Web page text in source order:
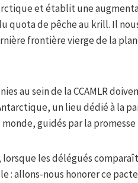
et établit une
quota de pêche au krill. Il
frontière vierge de la
au sein de la CCAMLR
un lieu dédié à la
guidés par la
les délégués
: allons-nous honorer ce